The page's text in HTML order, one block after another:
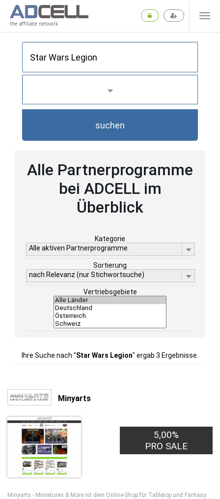
the affiliate network
suchen
Alle Partnerprogramme
bei ADCELL im
Überblick
Kategorie
Alle aktiven Partnerprogramme
Sortierung
nach Relevanz (nur Stichwortsuche)
Vertriebsgebiete
Ihre Suche nach "Star Wars Legion" ergab 3 Ergebnisse.
Minyarts
5,00%
PRO SALE
Minyarts - Miniatures & More ist dein Online-Shop für Tabletop und Fantasy.